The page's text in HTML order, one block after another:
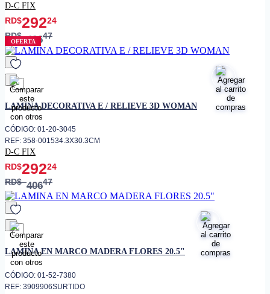
D-C FIX
RD$29224
RD$40647
OFERTA
favorito
LAMINA DECORATIVA E / RELIEVE 3D WOMAN
CÓDIGO: 01-20-3045
REF: 358-001534.3X30.3CM
D-C FIX
RD$29224
RD$40647
favorito
LAMINA EN MARCO MADERA FLORES 20.5"
CÓDIGO: 01-52-7380
REF: 3909906SURTIDO